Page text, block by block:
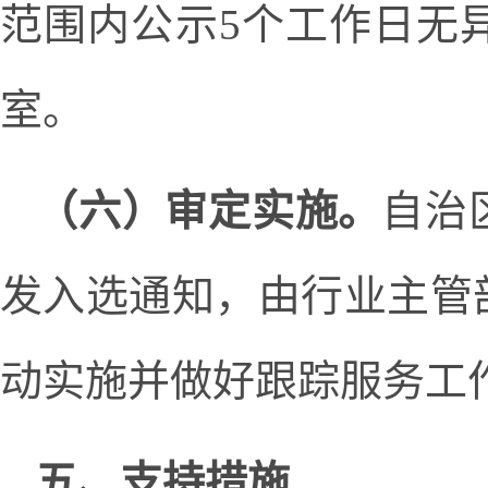
范围内公示5个工作日无
室。
（六）审定实施。
自治
发入选通知，由行业主
动实施并做好跟踪服务工